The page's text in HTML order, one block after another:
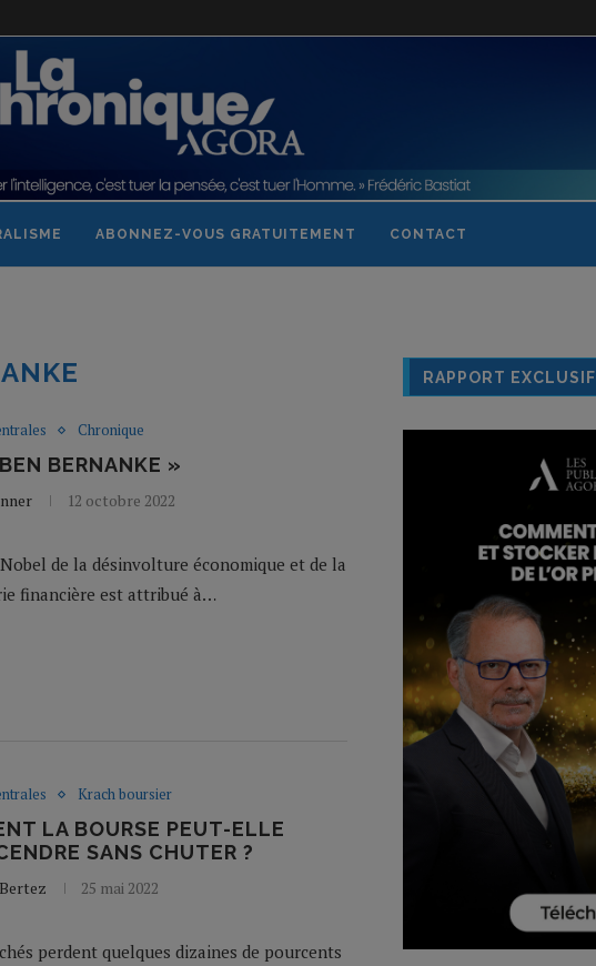
ABONNEZ-VOUS GRATUITEMENT CONTACT
Chronique
BERNANKE »
12 octobre 2022
de la désinvolture économique et de la
financière est attribué à…
Krach boursier
LA BOURSE PEUT-ELLE
SANS CHUTER ?
25 mai 2022
perdent quelques dizaines de pourcents
RAPPORT EXCLUSIF